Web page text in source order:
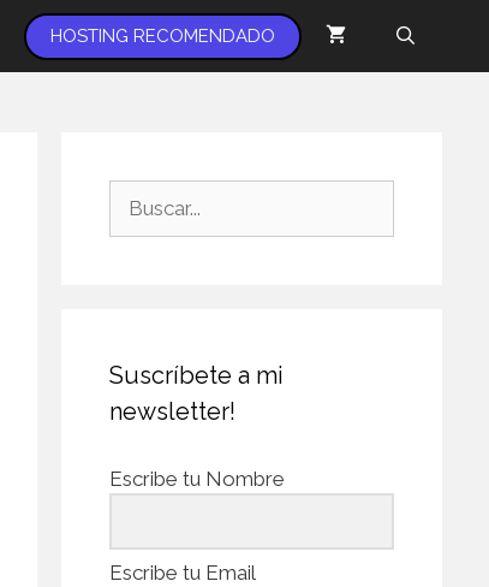
HOSTING RECOMENDADO
Suscríbete a mi
newsletter!
Escribe tu Nombre
Escribe tu Email